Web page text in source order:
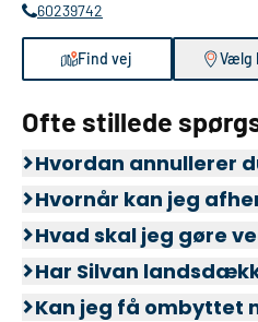
60239742
Find vej Vælg
Ofte stillede
Hvordan annullerer
Hvornår kan jeg
Hvad skal jeg gøre
Har Silvan
Kan jeg få ombyttet